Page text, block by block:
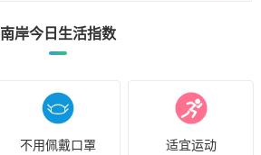
南岸今日生活指数
不用佩戴口罩 适宜运动